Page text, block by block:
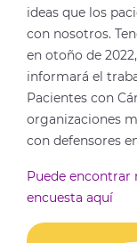
ideas que los
con nosotros.
en otoño de
informará el
Pacientes con
organizaciones
con defensores
Puede encontrar
encuesta aquí